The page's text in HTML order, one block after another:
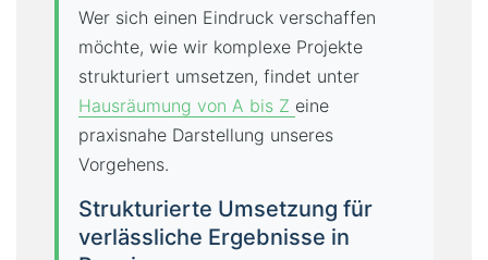
Wer sich einen Eindruck verschaffen
möchte, wie wir komplexe Projekte
strukturiert umsetzen, findet unter
Hausräumung von A bis Z eine
praxisnahe Darstellung unseres
Vorgehens.
Strukturierte Umsetzung für
verlässliche Ergebnisse in